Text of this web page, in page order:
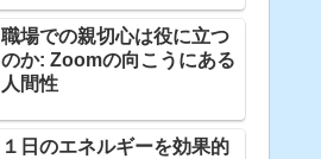
職場での親切心は役に立つ
のか: Zoomの向こうにある
人間性
１日のエネルギーを効果的